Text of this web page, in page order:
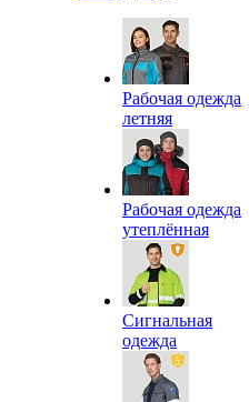
Рабочая одежда
летняя
Рабочая одежда
утеплённая
Сигнальная
одежда